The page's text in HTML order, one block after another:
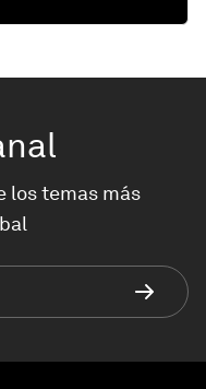
los temas más